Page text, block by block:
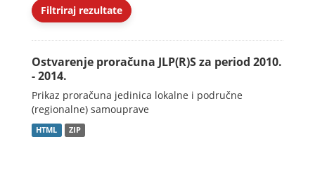
Filtriraj rezultate
Ostvarenje proračuna JLP(R)S za period 2010.
- 2014.
Prikaz proračuna jedinica lokalne i područne
(regionalne) samouprave
HTML ZIP